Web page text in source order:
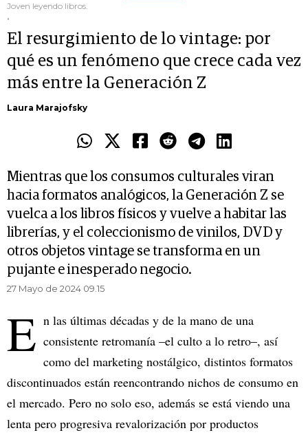
Joven leyendo libros.
.
El resurgimiento de lo vintage: por
qué es un fenómeno que crece cada vez
más entre la Generación Z
Laura Marajofsky
Mientras que los consumos culturales viran
hacia formatos analógicos, la Generación Z se
vuelca a los libros físicos y vuelve a habitar las
librerías, y el coleccionismo de vinilos, DVD y
otros objetos vintage se transforma en un
pujante e inesperado negocio.
27 Mayo de 2024 09.15
E n las últimas décadas y de la mano de una
consistente retromanía –el culto a lo retro–, así
como del marketing nostálgico, distintos formatos
discontinuados están reencontrando nichos de consumo en
el mercado. Pero no solo eso, además se está viendo una
lenta pero progresiva revalorización por productos